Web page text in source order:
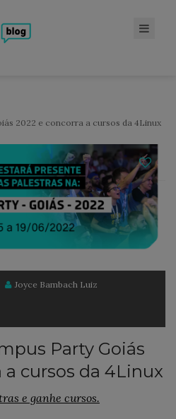
2022 e concorra a cursos da 4Linux
Joyce Bambach Luiz
Party Goiás
a cursos da 4Linux
e ganhe cursos.